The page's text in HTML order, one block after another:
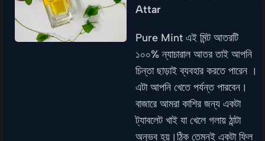
Attar
Pure Mint এই মিন্ট আতরটি
১০০% ন্যাচারাল আতর তাই আপনি
চিন্তা ছাড়াই ব্যবহার করতে পারেন ।
এটা আপনি খেতে পর্যন্ত পারবেন।
বাজারে আমরা কাশির জন্য একটা
ট্যাবলেট খাই যা খেলে গলায় ঠান্টা
অনুভব হয়।ঠিক তেমনই একটা ফিল